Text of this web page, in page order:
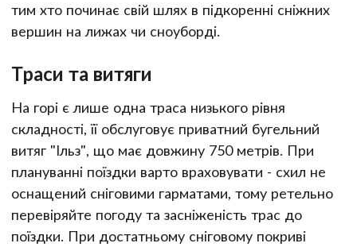
тим хто починає свій шлях в підкоренні сніжних
вершин на лижах чи сноуборді.
Траси та витяги
На горі є лише одна траса низького рівня
складності, її обслуговує приватний бугельний
витяг "Ільз", що має довжину 750 метрів. При
плануванні поїздки варто враховувати - схил не
оснащений сніговими гарматами, тому ретельно
перевіряйте погоду та засніженість трас до
поїздки. При достатньому сніговому покриві